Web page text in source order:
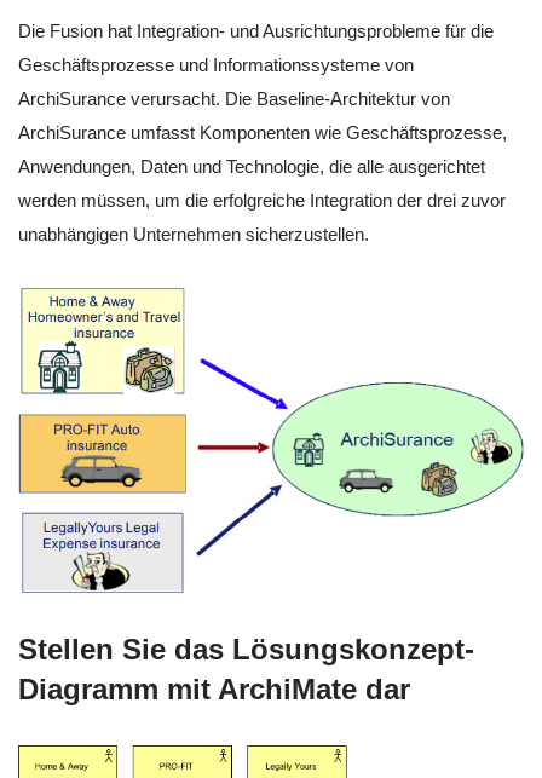
Die Fusion hat Integration- und Ausrichtungsprobleme für die
Geschäftsprozesse und Informationssysteme von
ArchiSurance verursacht. Die Baseline-Architektur von
ArchiSurance umfasst Komponenten wie Geschäftsprozesse,
Anwendungen, Daten und Technologie, die alle ausgerichtet
werden müssen, um die erfolgreiche Integration der drei zuvor
unabhängigen Unternehmen sicherzustellen.
Stellen Sie das Lösungskonzept-
Diagramm mit ArchiMate dar